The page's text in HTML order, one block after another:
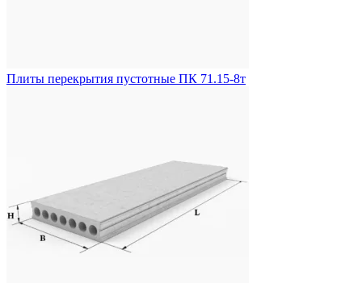
Плиты перекрытия пустотные ПК 71.15-8т